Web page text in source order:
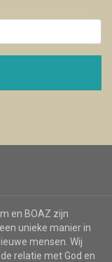
en BOAZ zijn
unieke manier in
mensen. Wij
relatie met God en